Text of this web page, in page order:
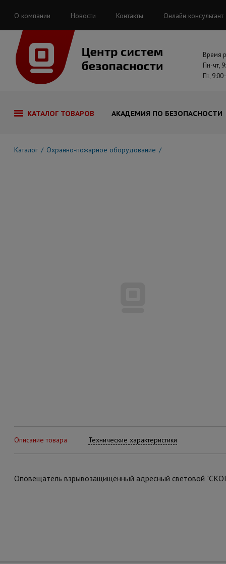
О компании Новости Контакты Онлайн консультант
Время
Пн-чт,
Пт,
КАТАЛОГ ТОВАРОВ АКАДЕМИЯ ПО БЕЗОПАСНОСТИ
Каталог Охранно-пожарное оборудование
Описание товара Технические характеристики
Оповещатель взрывозащищённый адресный световой